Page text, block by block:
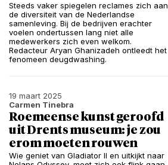
Steeds vaker spiegelen reclames zich aan
de diversiteit van de Nederlandse
samenleving. Bij de bedrijven erachter
voelen ondertussen lang niet alle
medewerkers zich even welkom.
Redacteur Aryan Ghanizadeh ontleedt het
fenomeen deugdwashing.
19 maart 2025
Carmen Tinebra
Roemeense kunst geroofd
uit Drents museum: je zou
erom moeten rouwen
Wie geniet van Gladiator II en uitkijkt naar